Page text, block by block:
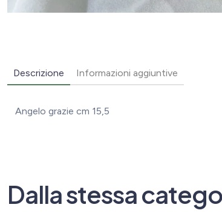
Descrizione Informazioni aggiuntive
Angelo grazie cm 15,5
Dalla stessa